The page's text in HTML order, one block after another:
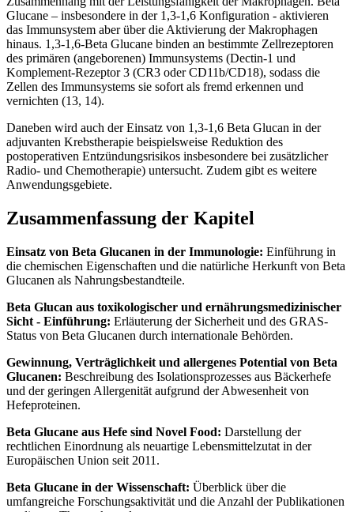
Glucane – insbesondere in der 1,3-1,6 Konfiguration - aktivieren
das Immunsystem aber über die Aktivierung der Makrophagen
hinaus. 1,3-1,6-Beta Glucane binden an bestimmte Zellrezeptoren
des primären (angeborenen) Immunsystems (Dectin-1 und
Komplement-Rezeptor 3 (CR3 oder CD11b/CD18), sodass die
Zellen des Immunsystems sie sofort als fremd erkennen und
vernichten (13, 14).
Daneben wird auch der Einsatz von 1,3-1,6 Beta Glucan in der
adjuvanten Krebstherapie beispielsweise Reduktion des
postoperativen Entzündungsrisikos insbesondere bei zusätzlicher
Radio- und Chemotherapie) untersucht. Zudem gibt es weitere
Anwendungsgebiete.
Zusammenfassung der Kapitel
Einsatz von Beta Glucanen in der Immunologie: Einführung in
die chemischen Eigenschaften und die natürliche Herkunft von Beta
Glucanen als Nahrungsbestandteile.
Beta Glucan aus toxikologischer und ernährungsmedizinischer
Sicht - Einführung: Erläuterung der Sicherheit und des GRAS-
Status von Beta Glucanen durch internationale Behörden.
Gewinnung, Verträglichkeit und allergenes Potential von Beta
Glucanen: Beschreibung des Isolationsprozesses aus Bäckerhefe
und der geringen Allergenität aufgrund der Abwesenheit von
Hefeproteinen.
Beta Glucane aus Hefe sind Novel Food: Darstellung der
rechtlichen Einordnung als neuartige Lebensmittelzutat in der
Europäischen Union seit 2011.
Beta Glucane in der Wissenschaft: Überblick über die
umfangreiche Forschungsaktivität und die Anzahl der Publikationen